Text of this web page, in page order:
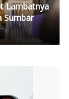
Lambatnya
Sumbar